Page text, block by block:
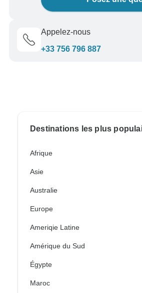
Appelez-nous
+33 756 796 887
Destinations les plus
Afrique
Asie
Australie
Europe
Ameriqie Latine
Amérique du Sud
Égypte
Maroc